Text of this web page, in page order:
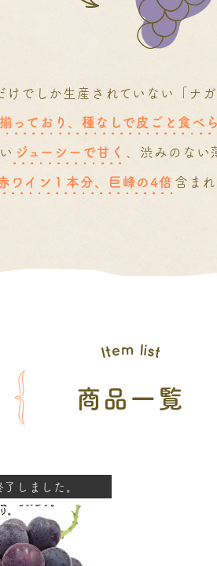
けでしか生産されていない「ナガ
っており、種なしで皮ごと食べ
ジューシーで甘く 、渋みのない
ワイン１本分、巨峰の4倍 含ま
商品一覧
しました。